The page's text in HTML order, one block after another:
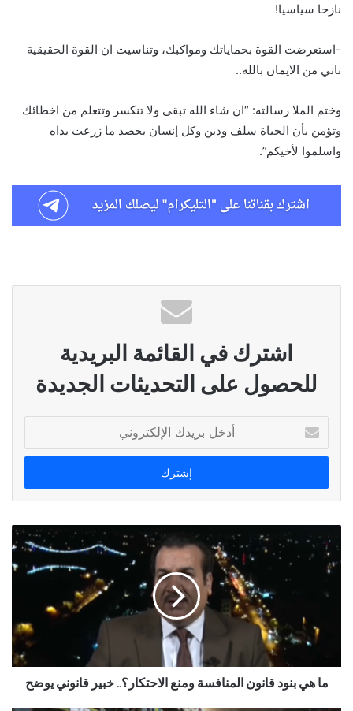
نازحا سياسيا!
-استعرضت القوة بحماياتك ومواكبك، وتناسيت ان القوة الحقيقية
تاتي من الايمان بالله..
وختم الملا رسالته: “ان شاء الله تبقى ولا تنكسر وتتعلم من اخطائك
وتؤمن بأن الحياة سلف ودين وكل إنسان يحصد ما زرعت يداه
واسلموا لأخيكم”.
اشترك في القائمة البريدية
للحصول على التحديثات الجديدة
بريدك
الإلكتروني
ما هي بنود قانون المنافسة ومنع الاحتكار؟.. خبير قانوني يوضح